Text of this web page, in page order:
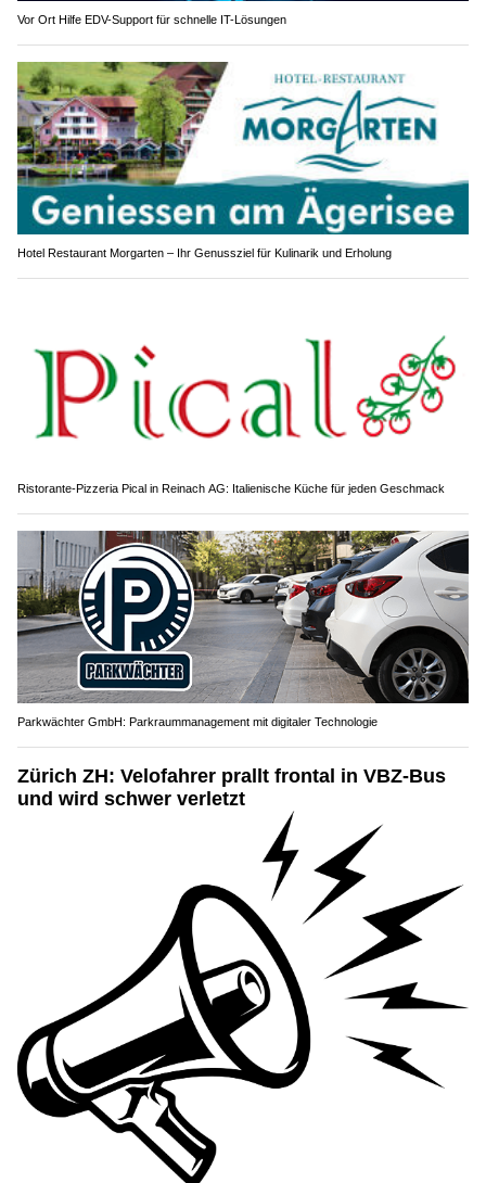
Vor Ort Hilfe EDV-Support für schnelle IT-Lösungen
Hotel Restaurant Morgarten – Ihr Genussziel für Kulinarik und Erholung
Ristorante-Pizzeria Pical in Reinach AG: Italienische Küche für jeden Geschmack
Parkwächter GmbH: Parkraummanagement mit digitaler Technologie
Zürich ZH: Velofahrer prallt frontal in VBZ-Bus
und wird schwer verletzt